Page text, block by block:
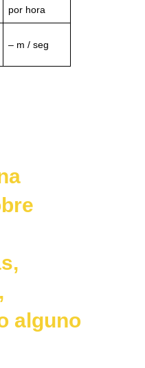
por hora
– m / seg
alguno